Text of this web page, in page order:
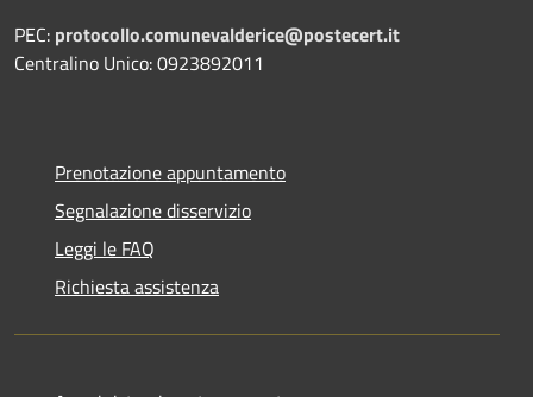
PEC: protocollo.comunevalderice@postecert.it
Centralino Unico: 0923892011
Prenotazione appuntamento
Segnalazione disservizio
Leggi le FAQ
Richiesta assistenza